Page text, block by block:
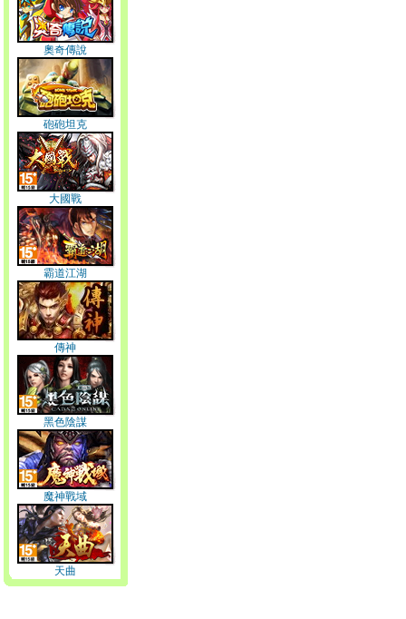
奧奇傳說
砲砲坦克
大國戰
霸道江湖
傳神
黑色陰謀
魔神戰域
天曲